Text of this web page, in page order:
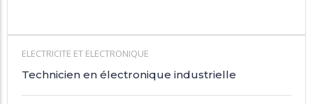
ELECTRICITE ET ELECTRONIQUE
Technicien en électronique industrielle